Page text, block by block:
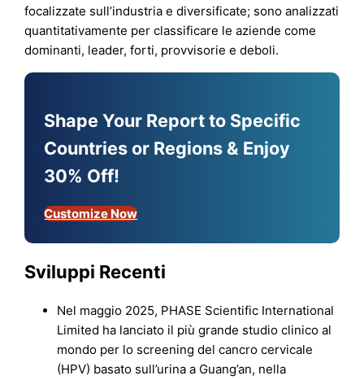
focalizzate sull’industria e diversificate; sono analizzati
quantitativamente per classificare le aziende come
dominanti, leader, forti, provvisorie e deboli.
Shape Your Report to Specific
Countries or Regions & Enjoy
30% Off!
Customize Now
Sviluppi Recenti
Nel maggio 2025, PHASE Scientific International
Limited ha lanciato il più grande studio clinico al
mondo per lo screening del cancro cervicale
(HPV) basato sull’urina a Guang’an, nella